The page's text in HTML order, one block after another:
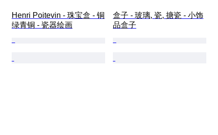
Henri Poitevin - 珠宝盒 - 铜
绿青铜 - 瓷器绘画
盒子 - 玻璃, 瓷, 搪瓷 - 小饰
品盒子